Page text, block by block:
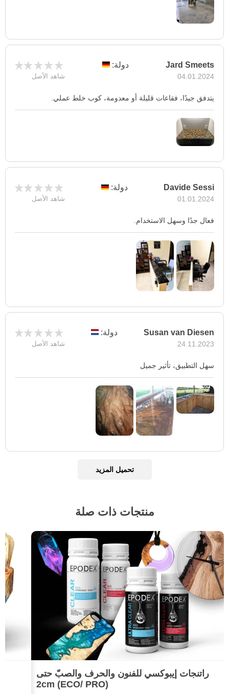
Jard Smeets
04.01.2024
دولة:
شاهد الأصل
يتدفق جيدًا، فقاعات قليلة أو معدومة، كوب خلط عملي.
Davide Sessi
01.01.2024
دولة:
شاهد الأصل
فعال جدًا وسهل الاستخدام.
Susan van Diesen
24.11.2023
دولة:
شاهد الأصل
سهل التطبيق، تأثير جميل
تحميل المزيد
منتجات ذات صلة
راتنجات إيبوكسي للفنون والحرف والصبّ حتى
2cm (ECO/ PRO)